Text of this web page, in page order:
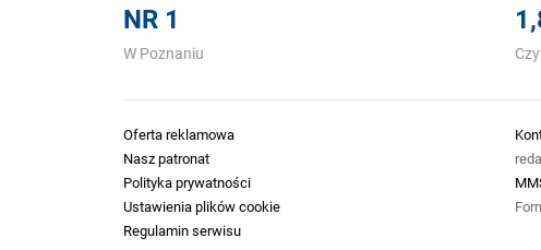
NR 1
W Poznaniu
Oferta reklamowa
Nasz patronat
Polityka prywatności
Ustawienia plików cookie
Regulamin serwisu